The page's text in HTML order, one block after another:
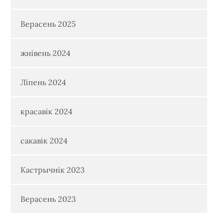
Верасень 2025
жнівень 2024
Ліпень 2024
красавік 2024
сакавік 2024
Кастрычнік 2023
Верасень 2023